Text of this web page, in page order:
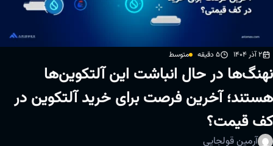
2 آذر 1404 5 دقیقه متوسط
نهنگ‌ها در حال انباشت این آلتکوین‌ها
هستند؛ آخرین فرصت برای خرید آلتکوین در
کف قیمت؟
آرمین قولجایی